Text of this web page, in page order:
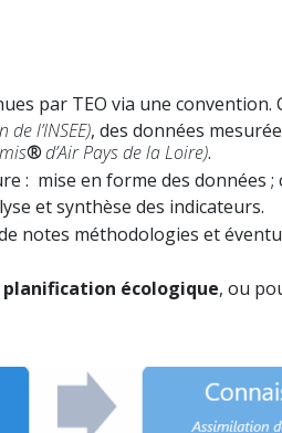
par TEO via une convention.
l’INSEE), des données
®d’Air Pays de la Loire).
: mise en forme des données
et synthèse des indicateurs.
notes méthodologies et
planification écologique, ou